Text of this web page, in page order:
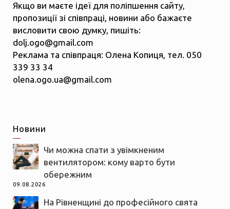
Якщо ви маєте ідеї для поліпшення сайту,
пропозиції зі співпраці, новини або бажаєте
висловити свою думку, пишіть:
dolj.ogo@gmail.com
Реклама та співпраця: Олена Копиця, тел. 050
339 33 34
olena.ogo.ua@gmail.com
Новини
Чи можна спати з увімкненим
вентилятором: кому варто бути
обережним
09.08.2026
На Рівненщині до професійного свята